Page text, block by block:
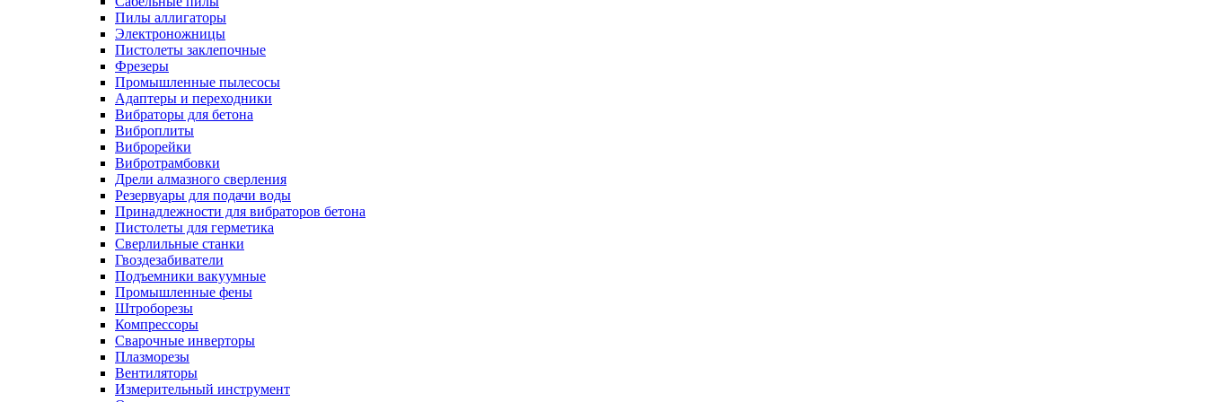
Пилы аллигаторы
Электроножницы
Пистолеты заклепочные
Фрезеры
Промышленные пылесосы
Адаптеры и переходники
Вибраторы для бетона
Виброплиты
Виброрейки
Вибротрамбовки
Дрели алмазного сверления
Резервуары для подачи воды
Принадлежности для вибраторов бетона
Пистолеты для герметика
Сверлильные станки
Гвоздезабиватели
Подъемники вакуумные
Промышленные фены
Штроборезы
Компрессоры
Сварочные инверторы
Плазморезы
Вентиляторы
Измерительный инструмент